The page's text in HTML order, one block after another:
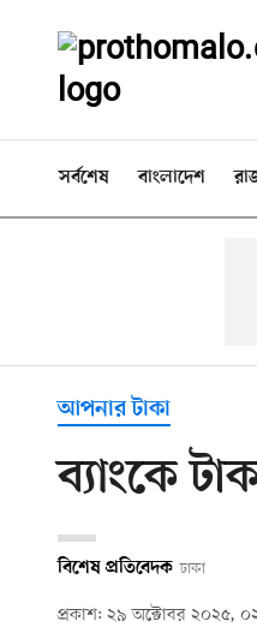
সর্বশেষ বাংলাদেশ
আপনার টাকা
ব্যাংকে
বিশেষ প্রতিবেদক ঢাকা
প্রকাশ: ২৯ অক্টোবর ২০২৫,